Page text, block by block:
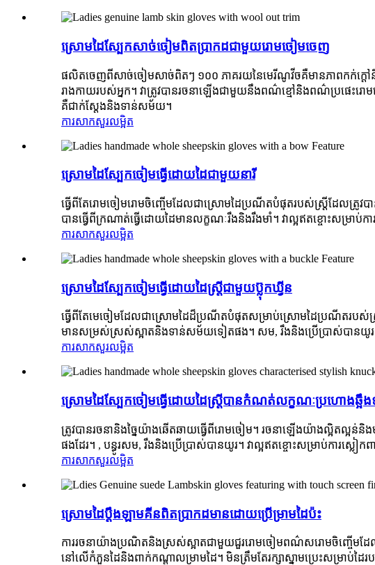
ស្រោមដៃស្បែកសាច់ចៀមពិតប្រាកដជាមួយរោមចៀមចេញ
ផលិតចេញពីសាច់ចៀមសាច់ពិតៗ ១០០ ភាគរយនៃមេរីណូវីចគឺមានភាពកក់ក្តៅនិ
រាងកាយរបស់អ្នក។ វាត្រូវបានរចនាឡើងជាមួយនឹងពណ៌ខ្មៅនិងពណ៌ប្រផេះរោម
គឺជាក់ស្តែងនិងទាន់សម័យ។
ការសាកសួរលម្អិត
ស្រោមដៃស្បែកចៀមធ្វើដោយដៃជាមួយនារី
ធ្វើពីតែរោមចៀមរោមចិញ្ចើមដែលជាស្រោមដៃប្រណីតបំផុតរបស់ស្ត្រីដែលត្រូវ
បានធ្វើពីក្រណាត់ធ្វើដោយដៃមានលក្ខណៈរឹងនិងរឹងមាំ។ វាល្អឥតខ្ចោះសម្រាប់ក
ការសាកសួរលម្អិត
ស្រោមដៃស្បែកចៀមធ្វើដោយដៃស្ត្រីជាមួយប៊្លុកឃ្វីន
ធ្វើពីតែមេចៀមដែលជាស្រោមដៃដ៏ប្រណីតបំផុតសម្រាប់ស្រោមដៃប្រណីតរបស់
មានសម្រស់ស្រស់ស្អាតនិងទាន់សម័យទៀតផង។ សម, រឹងនិងប្រើប្រាស់បានយូរ។
ការសាកសួរលម្អិត
ស្រោមដៃស្បែកចៀមធ្វើដោយដៃស្ត្រីបានកំណត់លក្ខណៈប្រហោងឆ្
ត្រូវបានរចនានិងច្នៃយ៉ាងឆើតឆាយធ្វើពីរោមចៀម។ រចនាឡើងយ៉ាងល្អិតល្
ផងដែរ។ , បន្ធូរសម, រឹងនិងប្រើប្រាស់បានយូរ។ វាល្អឥតខ្ចោះសម្រាប់ការស្លៀក
ការសាកសួរលម្អិត
ស្រោមដៃប្តឹងឡាមគីនពិតប្រាកដមានដោយប្រើម្រាមដៃប៉ះ
ការរចនាយ៉ាងប្រណិតនិងស្រស់ស្អាតជាមួយជួររោមចៀមពណ៌សរោមចិញ្ចើមដែ
នៅលើកំភួនដៃនិងពាក់កណ្តាលម្រាមដៃ។ មិនត្រឹមតែរក្សាស្នាមប្រេះសម្រាប់ដៃរ